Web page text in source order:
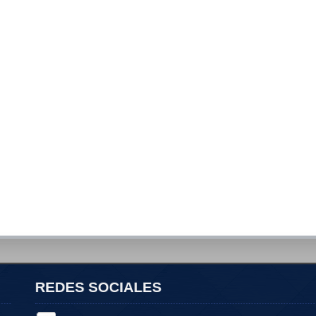
REDES SOCIALES